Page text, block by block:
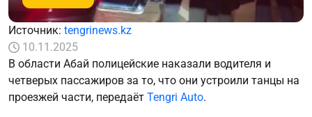
Источник: tengrinews.kz
10.11.2025
В области Абай полицейские наказали водителя и
четверых пассажиров за то, что они устроили танцы на
проезжей части, передаёт Tengri Auto.